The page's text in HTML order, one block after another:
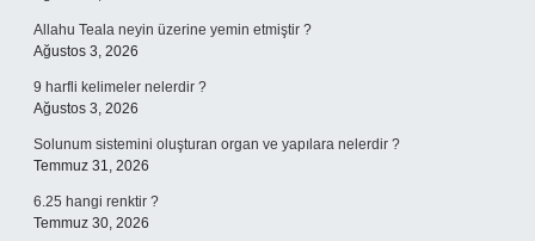
Allahu Teala neyin üzerine yemin etmiştir ?
Ağustos 3, 2026
9 harfli kelimeler nelerdir ?
Ağustos 3, 2026
Solunum sistemini oluşturan organ ve yapılara nelerdir ?
Temmuz 31, 2026
6.25 hangi renktir ?
Temmuz 30, 2026